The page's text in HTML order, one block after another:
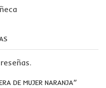
DE MUJER NARANJA”